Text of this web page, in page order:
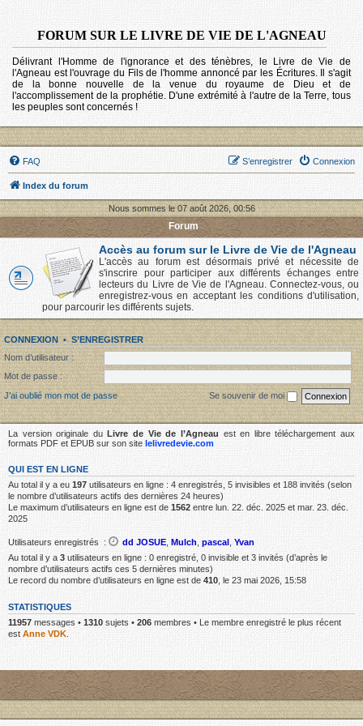
FORUM SUR LE LIVRE DE VIE DE L'AGNEAU
Délivrant l'Homme de l'ignorance et des ténèbres, le Livre de Vie de
l'Agneau est l'ouvrage du Fils de l'homme annoncé par les Écritures. Il s'agit
de la bonne nouvelle de la venue du royaume de Dieu et de
l'accomplissement de la prophétie. D'une extrémité à l'autre de la Terre, tous
les peuples sont concernés !
FAQ Connexion
S’enregistrer
Index du forum
Nous sommes le 07 août 2026, 00:56
Forum
Accès au forum sur le Livre de Vie de l'Agneau
L'accès au forum est désormais privé et nécessite de
s'inscrire pour participer aux différents échanges entre
lecteurs du Livre de Vie de l'Agneau. Connectez-vous, ou
enregistrez-vous en acceptant les conditions d'utilisation,
pour parcourir les différents sujets.
CONNEXION•S’ENREGISTRER
Nom d’utilisateur :
Mot de passe :
J’ai oublié mon mot de passe
Se souvenir de moi
La version originale duLivre de Vie de l’Agneau est en libre téléchargement aux
formats PDF et EPUB sur son site lelivredevie.com
QUI EST EN LIGNE
Au total il y a eu 197 utilisateurs en ligne : 4 enregistrés, 5 invisibles et 188 invités (selon
le nombre d’utilisateurs actifs des dernières 24 heures)
Le maximum d’utilisateurs en ligne est de 1562 entre lun. 22. déc. 2025 et mar. 23. déc.
2025
Utilisateurs enregistrés : dd JOSUE Mulch pascal Yvan
Au total il y a 3 utilisateurs en ligne : 0 enregistré, 0 invisible et 3 invités (d’après le
nombre d’utilisateurs actifs ces 5 dernières minutes)
Le record du nombre d’utilisateurs en ligne est de 410 , le 23 mai 2026, 15:58
STATISTIQUES
11957 messages • 1310 sujets • 206 membres • Le membre enregistré le plus récent
est Anne VDK